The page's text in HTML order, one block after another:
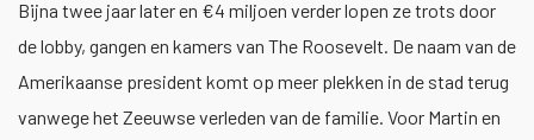
Bijna twee jaar later en €4 miljoen verder lopen ze trots door
de lobby, gangen en kamers van The Roosevelt. De naam van de
Amerikaanse president komt op meer plekken in de stad terug
vanwege het Zeeuwse verleden van de familie. Voor Martin en